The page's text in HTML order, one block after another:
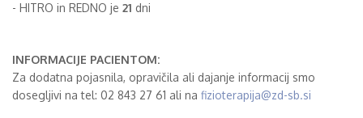
- HITRO in REDNO je 21 dni
INFORMACIJE PACIENTOM:
Za dodatna pojasnila, opravičila ali dajanje informacij smo
dosegljivi na tel: 02 843 27 61 ali na fizioterapija@zd-sb.si